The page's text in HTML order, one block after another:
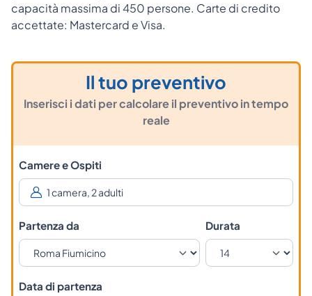
capacità massima di 450 persone. Carte di credito
accettate: Mastercard e Visa.
Il tuo preventivo
Inserisci i dati per calcolare il preventivo in tempo
reale
Camere e Ospiti
Partenza da Durata
Data di partenza